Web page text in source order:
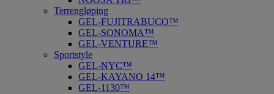
Terrengløping
GEL-FUJITRABUCO™
GEL-SONOMA™
GEL-VENTURE™
Sportstyle
GEL-NYC™
GEL-KAYANO 14™
GEL-1130™